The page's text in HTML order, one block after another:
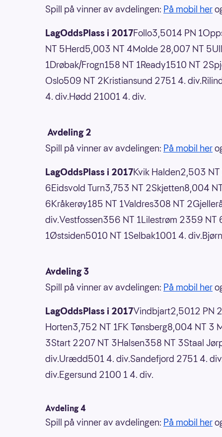
Spill på vinner av avdelingen: På mobil her
LagOddsPlass i 2017Follo3,5014 PN
NT 5Herd5,003 NT 4Molde 28,007 NT
1Drøbak/Frogn158 NT 1Ready1510 NT
Oslo509 NT 2Kristiansund 2751 4.
4. div.Hødd 21001 4. div.
Avdeling 2
Spill på vinner av avdelingen: På mobil her
LagOddsPlass i 2017Kvik Halden2,503
6Eidsvold Turn3,753 NT 2Skjetten8,004
6Kråkerøy185 NT 1Valdres308 NT
div.Vestfossen356 NT 1Lilestrøm 2359 NT
1Østsiden5010 NT 1Selbak1001 4.
Avdeling 3
Spill på vinner av avdelingen: På mobil her
LagOddsPlass i 2017Vindbjart2,5012 PN
Horten3,752 NT 1FK Tønsberg8,004 NT 3
3Start 2207 NT 3Halsen358 NT 3Staal
div.Urædd501 4. div.Sandefjord 2751 4.
div.Egersund 2100 1 4. div.
Avdeling 4
Spill på vinner av avdelingen: På mobil her